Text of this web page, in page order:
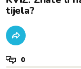
tijela?
0